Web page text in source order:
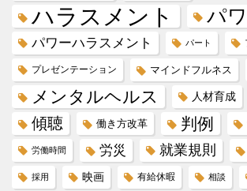
ハラスメント パ
パワーハラスメント パート
プレゼンテーション マインドフルネス
メンタルヘルス 人材育成
傾聴 働き方改革 判例
労働時間 労災 就業規則
採用 映画 有給休暇 相談